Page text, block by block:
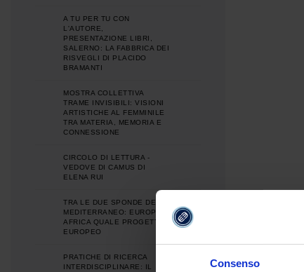
Consenso
A TU PER TU CON
L'AUTORE,
PRESENTAZIONE LIBRI,
SALERNO: LA FABBRICA DEI
RISVEGLI DI PLACIDO
BRAMANTI
MOSTRA COLLETTIVA
TRAME INVISIBILI: VISIONI
ARTISTICHE AL FEMMINILE
TRA MATERIA, MEMORIA E
CONNESSIONE
CIRCOLO DI LETTURA -
VEDOVE DI CAMUS DI
ELENA RUI
TRA LE DUE SPONDE DEL
MEDITERRANEO: EUROPA E
AFRICA QUALE PROGETTO
EUROPEO
PRATICHE DI RICERCA
INTERDISCIPLINARE: IL